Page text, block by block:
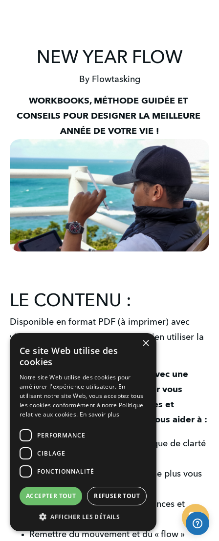
NEW YEAR FLOW
By Flowtasking
WORKBOOKS, MÉTHODE GUIDÉE ET
CONSEILS POUR DESIGNER LA MEILLEURE
ANNÉE DE VOTRE VIE !
LE CONTENU :
Disponible en format PDF (à imprimer) avec
vidéos concises explicatives pour bien utiliser la
méthode...
💡 Cahier d'introspection annuel avec une
série de questions puissantes pour vous
débloquer dans la vie et les affaires et
préparer la nouvelle année pour vous aider à :
Vous débloquer face à un manque de clarté
et direction
Définir vos réelles priorités et ne plus vous
disperser
Casser vos peurs, doutes, croyances et
blocages
Remettre du mouvement et du « flow »
×
Ce site Web utilise des
cookies
Notre site Web utilise des cookies pour
améliorer l'expérience utilisateur. En
utilisant notre site Web, vous acceptez tous
les cookies conformément à notre Politique
relative aux cookies. En savoir plus
PERFORMANCE
CIBLAGE
FONCTIONNALITÉ
ACCEPTER TOUT REFUSER TOUT
AFFICHER LES DÉTAILS